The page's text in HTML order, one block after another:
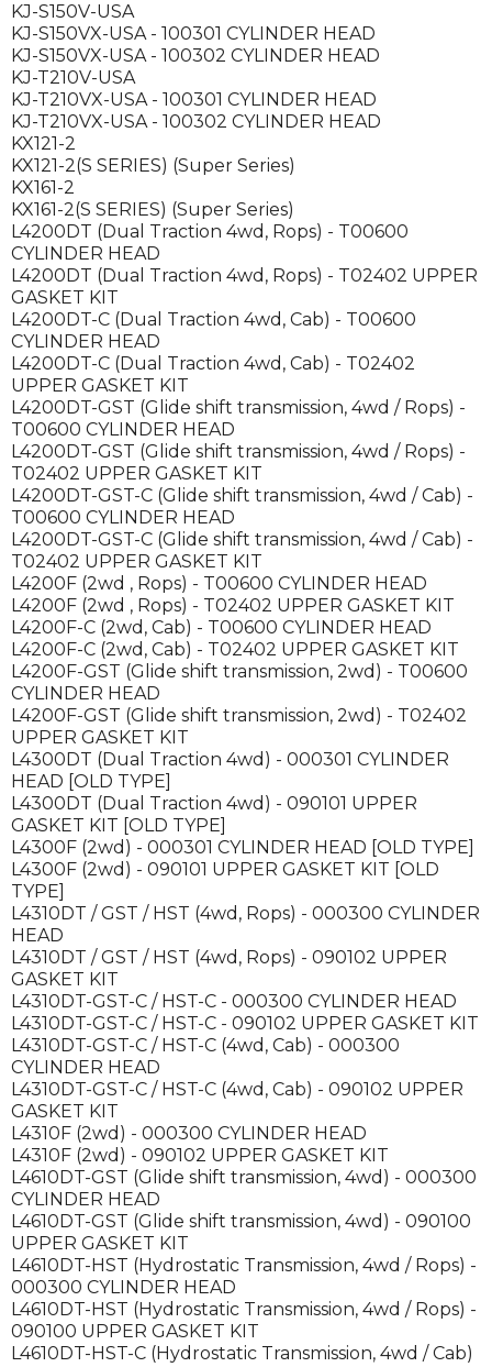
KJ-S150V-USA
KJ-S150VX-USA - 100301 CYLINDER HEAD
KJ-S150VX-USA - 100302 CYLINDER HEAD
KJ-T210V-USA
KJ-T210VX-USA - 100301 CYLINDER HEAD
KJ-T210VX-USA - 100302 CYLINDER HEAD
KX121-2
KX121-2(S SERIES) (Super Series)
KX161-2
KX161-2(S SERIES) (Super Series)
L4200DT (Dual Traction 4wd, Rops) - T00600
CYLINDER HEAD
L4200DT (Dual Traction 4wd, Rops) - T02402 UPPER
GASKET KIT
L4200DT-C (Dual Traction 4wd, Cab) - T00600
CYLINDER HEAD
L4200DT-C (Dual Traction 4wd, Cab) - T02402
UPPER GASKET KIT
L4200DT-GST (Glide shift transmission, 4wd / Rops) -
T00600 CYLINDER HEAD
L4200DT-GST (Glide shift transmission, 4wd / Rops) -
T02402 UPPER GASKET KIT
L4200DT-GST-C (Glide shift transmission, 4wd / Cab) -
T00600 CYLINDER HEAD
L4200DT-GST-C (Glide shift transmission, 4wd / Cab) -
T02402 UPPER GASKET KIT
L4200F (2wd , Rops) - T00600 CYLINDER HEAD
L4200F (2wd , Rops) - T02402 UPPER GASKET KIT
L4200F-C (2wd, Cab) - T00600 CYLINDER HEAD
L4200F-C (2wd, Cab) - T02402 UPPER GASKET KIT
L4200F-GST (Glide shift transmission, 2wd) - T00600
CYLINDER HEAD
L4200F-GST (Glide shift transmission, 2wd) - T02402
UPPER GASKET KIT
L4300DT (Dual Traction 4wd) - 000301 CYLINDER
HEAD [OLD TYPE]
L4300DT (Dual Traction 4wd) - 090101 UPPER
GASKET KIT [OLD TYPE]
L4300F (2wd) - 000301 CYLINDER HEAD [OLD TYPE]
L4300F (2wd) - 090101 UPPER GASKET KIT [OLD
TYPE]
L4310DT / GST / HST (4wd, Rops) - 000300 CYLINDER
HEAD
L4310DT / GST / HST (4wd, Rops) - 090102 UPPER
GASKET KIT
L4310DT-GST-C / HST-C - 000300 CYLINDER HEAD
L4310DT-GST-C / HST-C - 090102 UPPER GASKET KIT
L4310DT-GST-C / HST-C (4wd, Cab) - 000300
CYLINDER HEAD
L4310DT-GST-C / HST-C (4wd, Cab) - 090102 UPPER
GASKET KIT
L4310F (2wd) - 000300 CYLINDER HEAD
L4310F (2wd) - 090102 UPPER GASKET KIT
L4610DT-GST (Glide shift transmission, 4wd) - 000300
CYLINDER HEAD
L4610DT-GST (Glide shift transmission, 4wd) - 090100
UPPER GASKET KIT
L4610DT-HST (Hydrostatic Transmission, 4wd / Rops) -
000300 CYLINDER HEAD
L4610DT-HST (Hydrostatic Transmission, 4wd / Rops) -
090100 UPPER GASKET KIT
L4610DT-HST-C (Hydrostatic Transmission, 4wd / Cab)